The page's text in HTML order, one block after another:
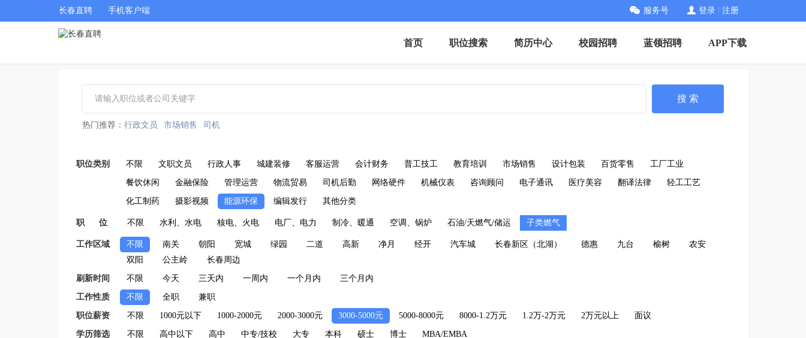
长春直聘 手机客户端 服务号 登录 注册
首页 职位搜索 简历中心 校园招聘 蓝领招聘 APP下载
搜 索
热门推荐： 行政文员 市场销售 司机
职位类别 不限 文职文员 行政人事 城建装修 客服运营 会计财务 普工技工 教育培训 市场销售 设计包装 百货零售 工厂工业
餐饮休闲 金融保险 管理运营 物流贸易 司机后勤 网络硬件 机械仪表 咨询顾问 电子通讯 医疗美容 翻译法律 轻工工艺
化工制药 摄影视频 能源环保 编辑发行 其他分类
职 位 不限 水利、水电 核电、火电 电厂、电力 制冷、暖通 空调、锅炉 石油/天燃气/储运 子类燃气
工作区域 不限 南关 朝阳 宽城 绿园 二道 高新 净月 经开 汽车城 长春新区（北湖） 德惠 九台 榆树
农安
双阳
公主岭 长春周边
刷新时间 不限 今天 三天内 一周内 一个月内 三个月内
工作性质 不限 全职 兼职
职位薪资 不限 1000元以下 1000-2000元 2000-3000元 3000-5000元 5000-8000元 8000-1.2万元 1.2万-2万元 2万元以上 面议
学历筛选 不限 高中以下 高中 中专/技校 大专 本科 硕士 博士 MBA/EMBA